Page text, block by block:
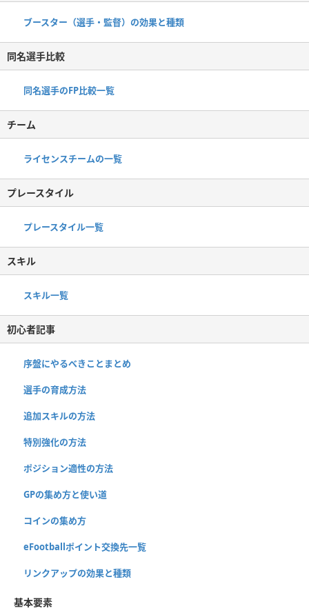
ブースター（選手・監督）の効果と種類
同名選手比較
同名選手のFP比較一覧
チーム
ライセンスチームの一覧
プレースタイル
プレースタイル一覧
スキル
スキル一覧
初心者記事
序盤にやるべきことまとめ
選手の育成方法
追加スキルの方法
特別強化の方法
ポジション適性の方法
GPの集め方と使い道
コインの集め方
eFootballポイント交換先一覧
リンクアップの効果と種類
基本要素